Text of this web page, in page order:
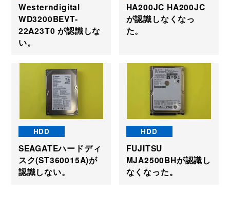
Westerndigital
WD3200BEVT-
22A23T0 が認識しな
い。
HA200JC HA200JC
が認識しなくなっ
た。
HDD
SEAGATEハードディ
スク(ST360015A)が
認識しない。
HDD
FUJITSU
MJA2500BHが認識し
なくなった。